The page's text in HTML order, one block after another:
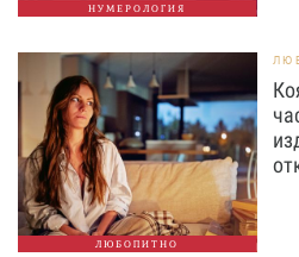
НУМЕРОЛОГИЯ
ЛЮБОПИТНО